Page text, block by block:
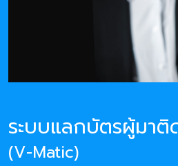
ระบบแลกบัตรผู้มา
(V-Matic)